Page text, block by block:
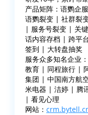
产品矩阵：语鹦企
语鹦裂变 | 社群裂
| 服务号裂变 | 关
话内容存档 | 跨平
签到 | 大转盘抽奖
服务众多知名企业
教育 | 同程旅行 |
集团 | 中国南方航
米电器 | 洁婷 | 腾
| 看见心理
网站：